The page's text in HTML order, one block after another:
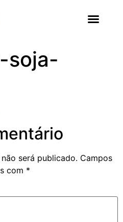
soja-
será publicado. Campos
com *